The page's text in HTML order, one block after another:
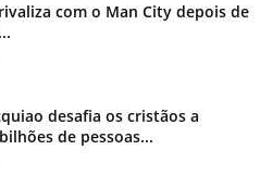
com o Man City depois de
desafia os cristãos a
de pessoas...